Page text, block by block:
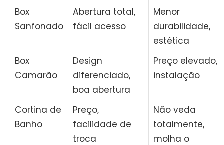
Box
Sanfonado
Abertura total,
fácil acesso
Menor
durabilidade,
estética
Box
Camarão
Design
diferenciado,
boa abertura
Preço elevado,
instalação
Cortina de
Banho
Preço,
facilidade de
troca
Não veda
totalmente,
molha o